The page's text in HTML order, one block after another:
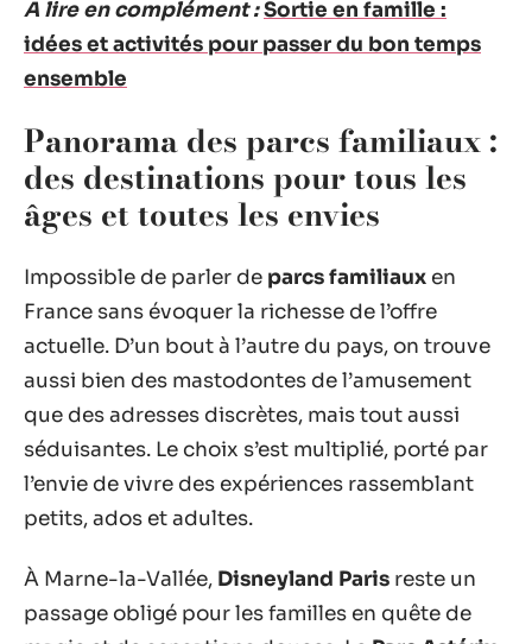
A lire en complément :Sortie en famille :
idées et activités pour passer du bon temps
ensemble
Panorama des parcs familiaux :
des destinations pour tous les
âges et toutes les envies
Impossible de parler de parcs familiaux en
France sans évoquer la richesse de l’offre
actuelle. D’un bout à l’autre du pays, on trouve
aussi bien des mastodontes de l’amusement
que des adresses discrètes, mais tout aussi
séduisantes. Le choix s’est multiplié, porté par
l’envie de vivre des expériences rassemblant
petits, ados et adultes.
À Marne-la-Vallée, Disneyland Paris reste un
passage obligé pour les familles en quête de